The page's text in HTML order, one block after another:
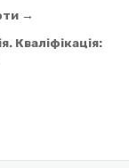
→
Кваліфікація: